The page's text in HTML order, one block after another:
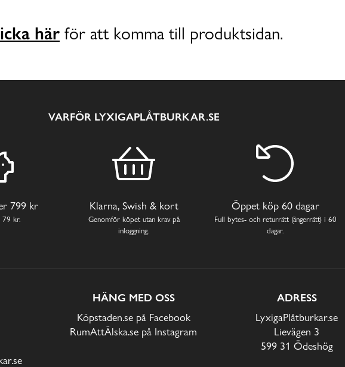
här för att komma till produktsidan.
VARFÖR LYXIGAPLÅTBURKAR.SE
799 kr
79 kr.
Klarna, Swish & kort
Genomför köpet utan krav på
inloggning.
Öppet köp 60 dagar
Full bytes- och returrätt (ångerrätt) i 60
dagar.
HÄNG MED OSS
Köpstaden.se på Facebook
RumAttÄlska.se på Instagram
ADRESS
LyxigaPlåtburkar.se
Lievägen 3
599 31 Ödeshög